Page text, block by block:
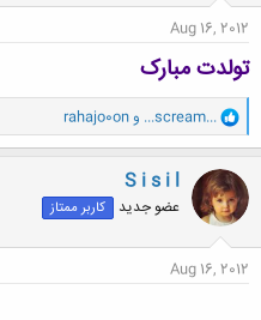
Aug 16, 2012
تولدت مبارک
ا
ک
ن
ش
ه
ا
...scream... و rahajo0on
S i s i l
عضو جدید کاربر ممتاز
Aug 16, 2012